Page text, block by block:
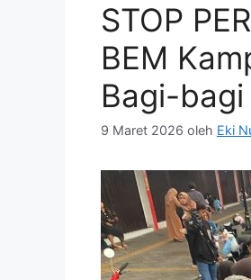
STOP
BEM
Bagi-bagi
9 Maret 2026 oleh Eki